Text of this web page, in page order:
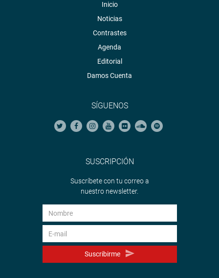
Inicio
Noticias
Contrastes
Agenda
Editorial
Damos Cuenta
SÍGUENOS
SUSCRIPCIÓN
Suscríbete con tu correo a
nuestro newsletter.
Suscribirme